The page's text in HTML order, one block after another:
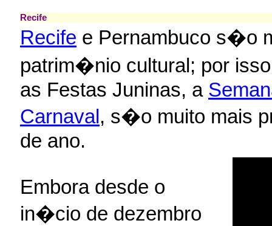
Recife
Recife e Pernambuco s�o
patrim�nio cultural; por
as Festas Juninas, a
Carnaval, s�o muito mais
de ano.
Embora desde o
in�cio de dezembro